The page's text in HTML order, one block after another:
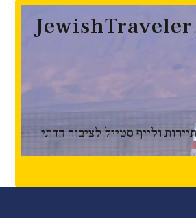
JewishTraveler
ולייף סטייל לציבור הדתי